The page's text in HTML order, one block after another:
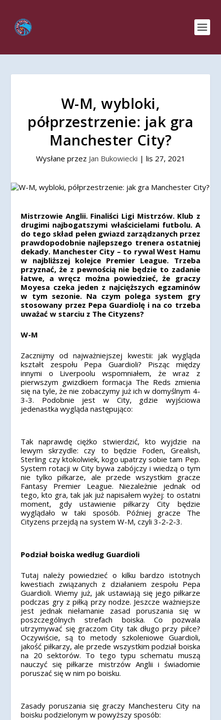
W-M, wybloki,
półprzestrzenie: jak gra
Manchester City?
Wysłane przez Jan Bukowiecki | lis 27, 2021
Mistrzowie Anglii. Finaliści Ligi Mistrzów. Klub z
drugimi najbogatszymi właścicielami futbolu. A
do tego skład pełen gwiazd zarządzanych przez
prawdopodobnie najlepszego trenera ostatniej
dekady. Manchester City – to rywal West Hamu
w najbliższej kolejce Premier League. Trzeba
przyznać, że z pewnością nie będzie to zadanie
łatwe, a wręcz można powiedzieć, że graczy
Moyesa czeka jeden z najcięższych egzaminów
w tym sezonie. Na czym polega system gry
stosowany przez Pepa Guardiolę i na co trzeba
uważać w starciu z The Cityzens?
W-M
Zacznijmy od najważniejszej kwestii: jak wygląda
kształt zespołu Pepa Guardioli? Pisząc między
innymi o Liverpoolu wspomniałem, że wraz z
pierwszym gwizdkiem formacja The Reds zmienia
się na tyle, że nie zobaczymy już ich w domyślnym 4-
3-3. Podobnie jest w City, gdzie wyjściowa
jedenastka wygląda następująco:
Tak naprawdę ciężko stwierdzić, kto wyjdzie na
lewym skrzydle: czy to będzie Foden, Grealish,
Sterling czy ktokolwiek, kogo upatrzy sobie tam Pep.
System rotacji w City bywa zabójczy i wiedzą o tym
nie tylko piłkarze, ale przede wszystkim gracze
Fantasy Premier League. Niezależnie jednak od
tego, kto gra, tak jak już napisałem wyżej: to ostatni
moment, gdy ustawienie piłkarzy City będzie
wyglądało w taki sposób. Później gracze The
Cityzens przejdą na system W-M, czyli 3-2-2-3.
Podział boiska według Guardioli
Tutaj należy powiedzieć o kilku bardzo istotnych
kwestiach związanych z działaniem zespołu Pepa
Guardioli. Wiemy już, jak ustawiają się jego piłkarze
podczas gry z piłką przy nodze. Jeszcze ważniejsze
jest jednak niełamanie zasad poruszania się w
poszczególnych strefach boiska. Co pozwala
utrzymywać się graczom City tak długo przy piłce?
Oczywiście, są to metody szkoleniowe Guardioli,
jakość piłkarzy, ale przede wszystkim podział boiska
na 20 sektorów. To tego typu schematu muszą
nauczyć się piłkarze mistrzów Anglii i świadomie
poruszać się w nim po boisku.
Zasady poruszania się graczy Manchesteru City na
boisku podzielonym w powyższy sposób: